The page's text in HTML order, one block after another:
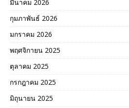
มีนาคม 2026
กุมภาพันธ์ 2026
มกราคม 2026
พฤศจิกายน 2025
ตุลาคม 2025
กรกฎาคม 2025
มิถุนายน 2025